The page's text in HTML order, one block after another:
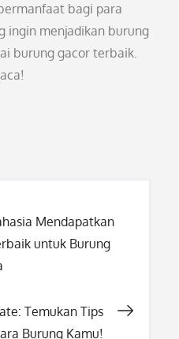
bagi para
ingin menjadikan burung
burung gacor terbaik.
Mendapatkan
untuk Burung
Temukan Tips
Burung Kamu!